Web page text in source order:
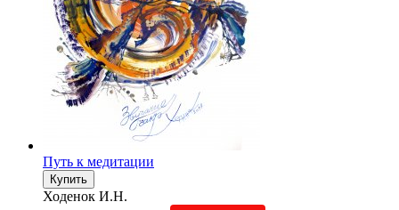
Путь к медитации
Купить
Ходенок И.Н.